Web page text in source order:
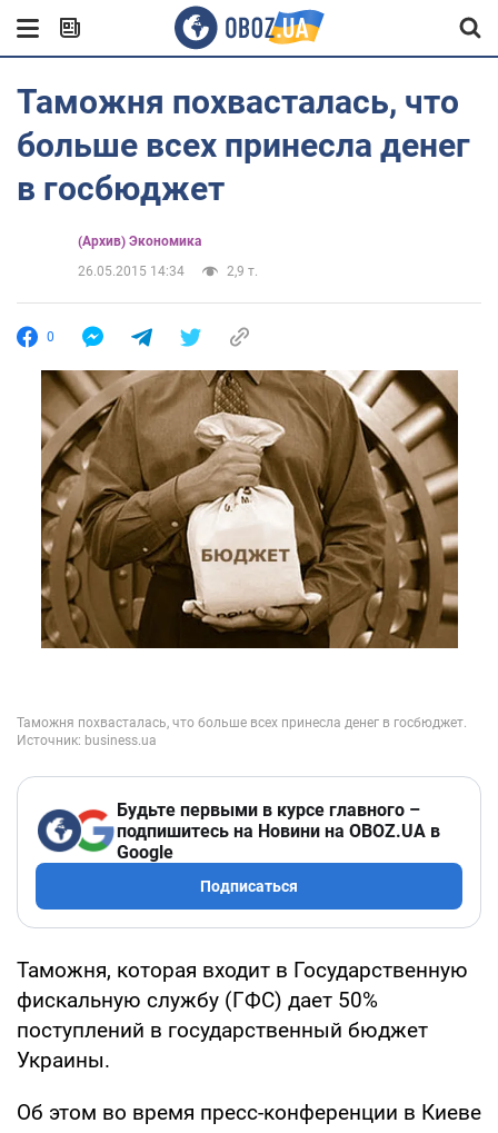
Таможня похвасталась, что
больше всех принесла денег
в госбюджет
(Архив) Экономика
26.05.2015 14:34
2,9 т.
0
Будьте первыми в курсе главного –
подпишитесь на Новини на OBOZ.UA в
Google
Подписаться
Таможня, которая входит в Государственную
фискальную службу (ГФС) дает 50%
поступлений в государственный бюджет
Украины.
Об этом во время пресс-конференции в Киеве